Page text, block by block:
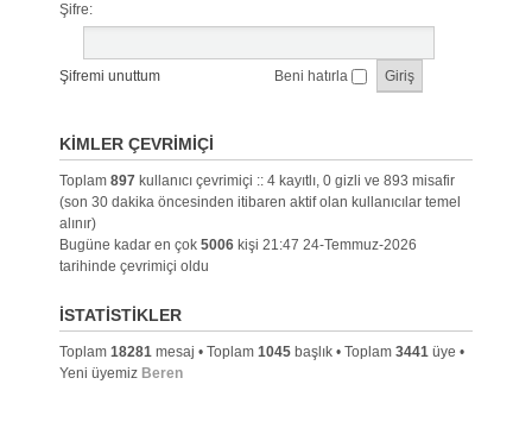
Şifre:
Şifremi unuttum Beni hatırla
KIMLER ÇEVRIMIÇI
Toplam 897kullanıcı çevrimiçi :: 4 kayıtlı, 0 gizli ve 893 misafir
(son 30 dakika öncesinden itibaren aktif olan kullanıcılar temel
alınır)
Bugüne kadar en çok 5006kişi 21:47 24-Temmuz-2026
tarihinde çevrimiçi oldu
İSTATISTIKLER
Toplam 18281mesaj • Toplam 1045başlık • Toplam 3441üye •
Yeni üyemiz Beren